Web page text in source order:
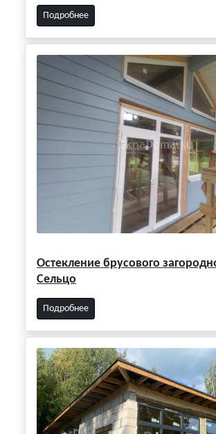
Подробнее
Остекление брусового
Сельцо
Подробнее